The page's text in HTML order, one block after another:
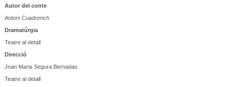
Autor del conte
Antoni Cuadrench
Dramatúrgia
Teatre al detall
Direcció
Joan Maria Segura Bernadas
Teatre al detall